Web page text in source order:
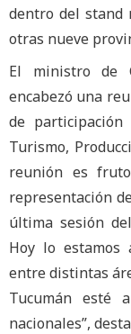
dentro del stand
otras nueve
El ministro de
encabezó una
de
Turismo,
reunión es
representación
última sesión
Hoy lo estamos
entre distintas
Tucumán esté
nacionales”,